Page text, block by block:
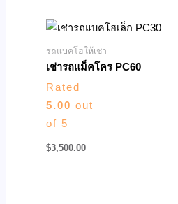
รถแบคโฮให้เช่า
เช่ารถแม็คโคร PC60
Rated
5.00 out
of 5
$3,500.00